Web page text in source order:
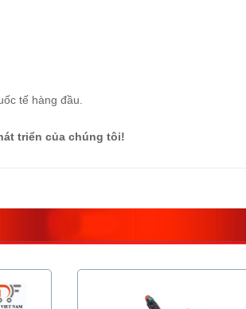
tế hàng đầu.
triển của chúng tôi!